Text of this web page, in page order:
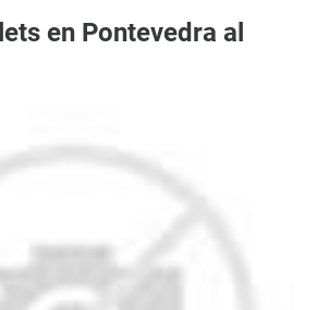
en Pontevedra al